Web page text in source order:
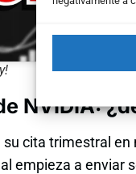
NVIDIA:
su cita trimestral
empieza a enviar